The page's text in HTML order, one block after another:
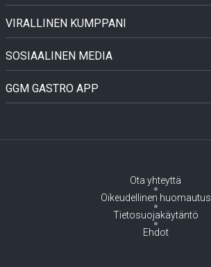
VIRALLINEN KUMPPANI
SOSIAALINEN MEDIA
GGM GASTRO APP
Ota yhteyttä
Oikeudellinen huomautus
Tietosuojakäytäntö
Ehdot